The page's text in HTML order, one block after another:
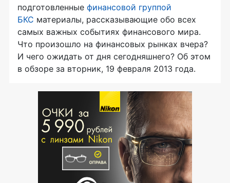
подготовленные финансовой группой
БКС материалы, рассказывающие обо всех
самых важных событиях финансового мира.
Что произошло на финансовых рынках вчера?
И чего ожидать от дня сегодняшнего? Об этом
в обзоре за вторник, 19 февраля 2013 года.